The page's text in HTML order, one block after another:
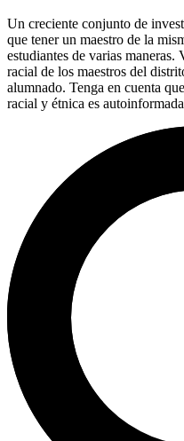
Un creciente conjunto de
que tener un maestro de la
estudiantes de varias maneras.
racial de los maestros del
alumnado. Tenga en cuenta
racial y étnica es